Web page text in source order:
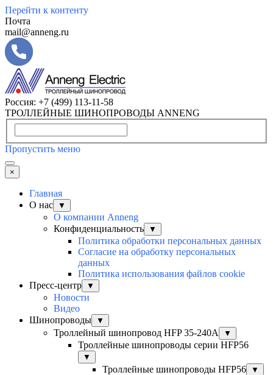
Перейти к контенту
Почта
mail@anneng.ru
Россия: +7 (499) 113-11-58
ТРОЛЛЕЙНЫЕ ШИНОПРОВОДЫ ANNENG
Пропустить меню
×
Главная
О нас
▼
О компании Anneng
Конфиденциальность
▼
Политика обработки персональных данных
Согласие на обработку персональных
данных
Политика использования файлов cookie
Пресс-центр
▼
Новости
Видео
Шинопроводы
▼
Троллейный шинопровод HFP 35-240А ▼
Троллейные шинопроводы серии HFP56
▼
Троллейные шинопроводы HFP56 ▼